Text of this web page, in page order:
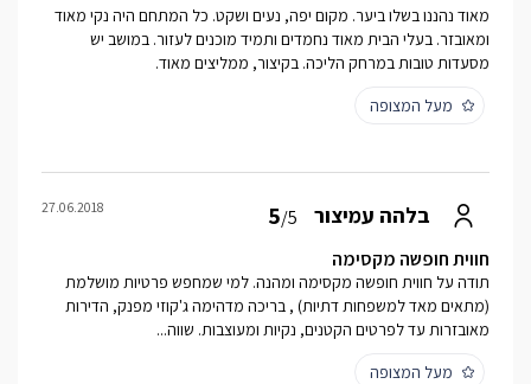
מאוד נהננו בשלו ביער. מקום יפה, נעים ושקט. כל המתחם היה נקי מאוד
ומאובזר. בעלי הבית מאוד נחמדים ותמיד מוכנים לעזור. במושב יש
מסעדות טובות במרחק הליכה. בקיצור, ממליצים מאוד.
מעל המצופה
בלהה עמיצור 5/5
27.06.2018
חווית חופשה מקסימה
תודה על חווית חופשה מקסימה ומהנה. למי שמחפש פרטיות מושלמת
(מתאים מאד למשפחות דתיות) , בריכה מדהימה ג'קוזי מפנק, הדירות
מאובזרות עד לפרטים הקטנים, נקיות ומעוצבות. שווה...
מעל המצופה